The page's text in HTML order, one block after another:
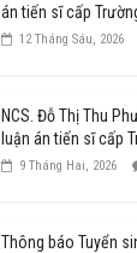
án tiến sĩ cấp
12 Tháng Sáu, 2026
NCS. Đỗ Thị Thu
luận án tiến sĩ cấp
9 Tháng Hai, 2026
Thông báo Tuyển